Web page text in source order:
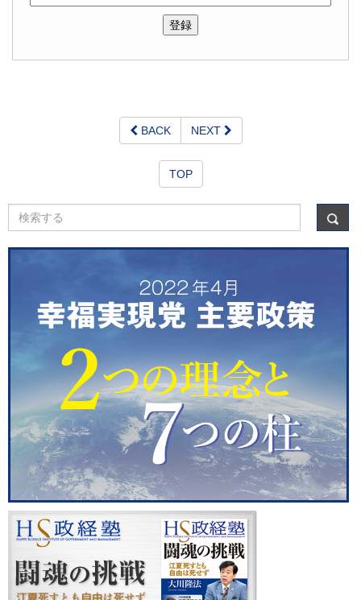
BACK NEXT
TOP